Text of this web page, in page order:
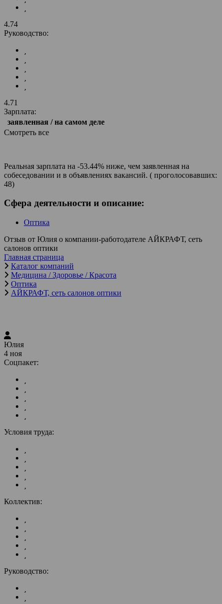
4.74
Руководство:
4.71
Зарплата:
заявленная / на самом деле
Смотреть все
Реальная зарплата на -53.44% ниже, чем заявленная на
собеседовании и в объявлениях вакансий. ( проголосовавших:
48)
Сфера деятельности и описание:
Оптика
Отзыв от Юлия о компании-работодателе АЙКРАФТ, сеть
салонов оптики
Главная страница
Каталог компаний
Медицина / Здоровье / Красота
Оптика
АЙКРАФТ, сеть салонов оптики
Юлия
4 ноя
Соцпакет:
Условия труда:
Коллектив:
Руководство: